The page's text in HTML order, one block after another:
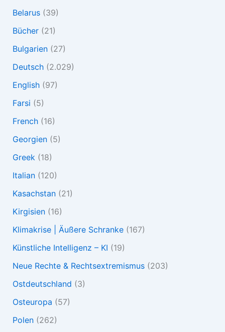
Belarus(39)
Bücher(21)
Bulgarien(27)
Deutsch(2.029)
English(97)
Farsi (5)
French(16)
Georgien(5)
Greek (18)
Italian(120)
Kasachstan(21)
Kirgisien(16)
Klimakrise | Äußere Schranke(167)
Künstliche Intelligenz – KI (19)
Neue Rechte & Rechtsextremismus(203)
Ostdeutschland (3)
Osteuropa (57)
Polen(262)